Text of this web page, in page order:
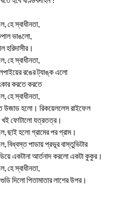
হে স্বাধীনতা,
ভাঙলো,
হরিদাসীর।
হে স্বাধীনতা,
রঙের ট্যাঙ্ক এলো
করতে করতে
হে স্বাধীনতা,
উজাড হলো। রিকয়েললেস রাইফেল
খই ফোটালো যত্রতত্র।
ছাই হলো গ্রামের পর গ্রাম।
বিধ্বস্ত পাডায় প্রভূর বাস্তুভিটার
একটানা আর্তনাদ করলো একটা কুকুর।
হে স্বাধীনতা,
দিলো পিতামাতার লাশের উপর।